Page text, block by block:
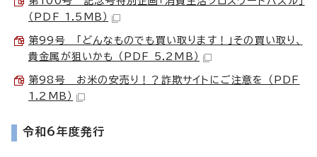
（PDF 1.5MB）
第99号 「どんなものでも買い取ります！」その買い取り、
貴金属が狙いかも （PDF 5.2MB）
第98号 お米の安売り！？詐欺サイトにご注意を （PDF
1.2MB）
令和6年度発行